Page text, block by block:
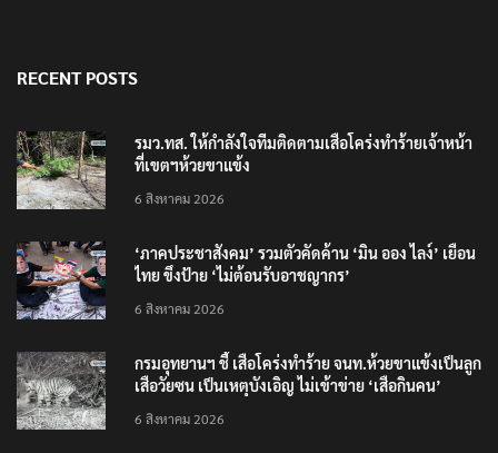
RECENT POSTS
รมว.ทส. ให้กำลังใจทีมติดตามเสือโคร่งทำร้ายเจ้าหน้า
ที่เขตฯห้วยขาแข้ง
6 สิงหาคม 2026
‘ภาคประชาสังคม’ รวมตัวคัดค้าน ‘มิน ออง ไลง์’ เยือน
ไทย ขึงป้าย ‘ไม่ต้อนรับอาชญากร’
6 สิงหาคม 2026
กรมอุทยานฯ ชี้ เสือโคร่งทำร้าย จนท.ห้วยขาแข้งเป็นลูก
เสือวัยซน เป็นเหตุบังเอิญ ไม่เข้าข่าย ‘เสือกินคน’
6 สิงหาคม 2026